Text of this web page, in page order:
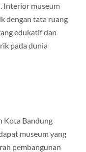
Interior museum
dengan tata ruang
edukatif dan
pada dunia
Kota Bandung
museum yang
pembangunan